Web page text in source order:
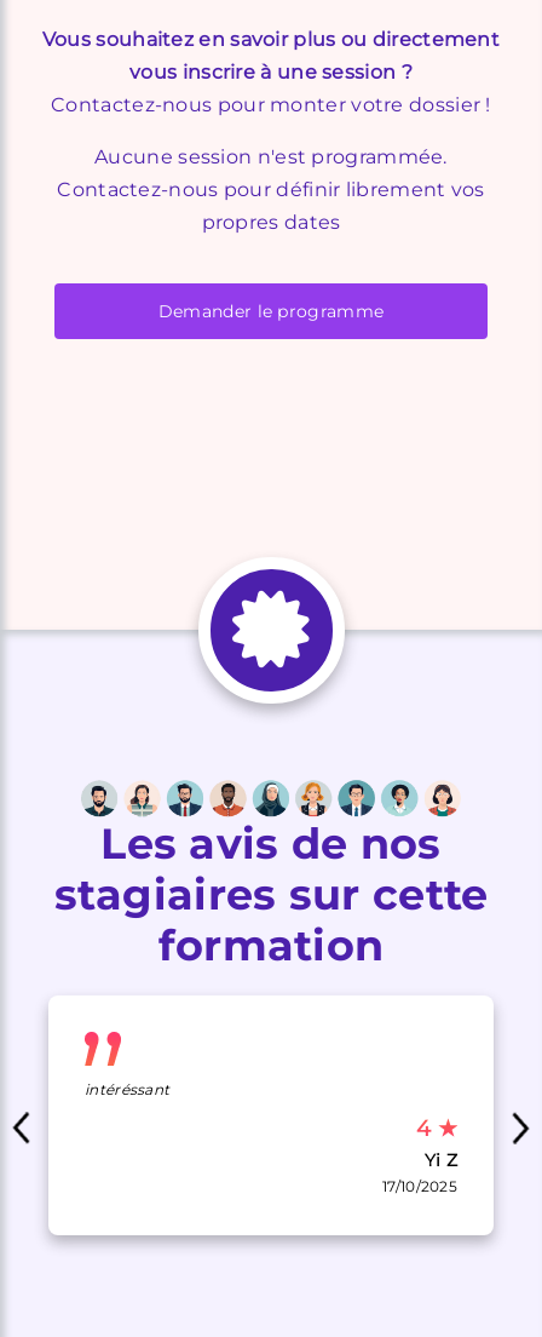
Vous souhaitez en savoir plus ou directement
vous inscrire à une session ?
Contactez-nous pour monter votre dossier !
Aucune session n'est programmée.
Contactez-nous pour définir librement vos
propres dates
Demander le programme
Les avis de nos
stagiaires sur cette
formation
intéréssant
4 ★
Yi Z
17/10/2025